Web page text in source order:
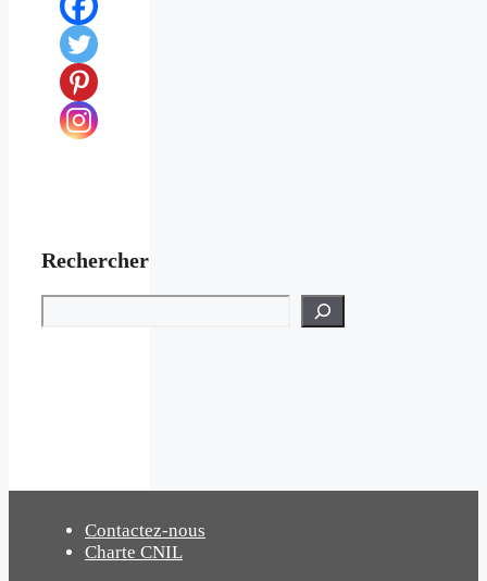
Rechercher
Rechercher
Contactez-nous
Charte CNIL